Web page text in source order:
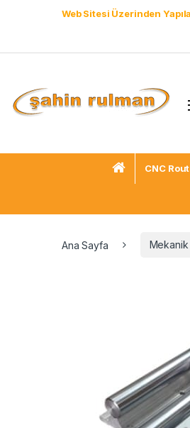
Web Sitesi Üzerinden
CNC
Ana Sayfa